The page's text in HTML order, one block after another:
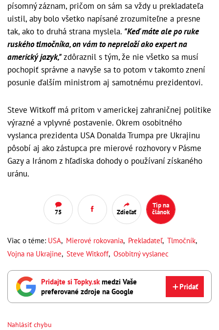
písomný záznam, pričom on sám sa vždy u prekladateľa
uistil, aby bolo všetko napísané zrozumiteľne a presne
tak, ako to druhá strana myslela. "Keď máte ale po ruke
ruského tlmočníka, on vám to nepreloží ako expert na
americký jazyk,"zdôraznil s tým, že nie všetko sa musí
pochopiť správne a navyše sa to potom v takomto znení
posunie ďalším ministrom aj samotnému prezidentovi.
Steve Witkoff má pritom v americkej zahraničnej politike
výrazné a vplyvné postavenie. Okrem osobitného
vyslanca prezidenta USA Donalda Trumpa pre Ukrajinu
pôsobí aj ako zástupca pre mierové rozhovory v Pásme
Gazy a Iránom z hľadiska dohody o používaní získaného
uránu.
75 Zdieľať
Tip na
článok
Viac o téme: USA, Mierové rokovania, Prekladateľ, Tlmočník,
Vojna na Ukrajine, Steve Witkoff, Osobitný vyslanec
Pridajte si Topky.skmedzi Vaše
preferované zdroje na Google
Pridať
Nahlásiť chybu